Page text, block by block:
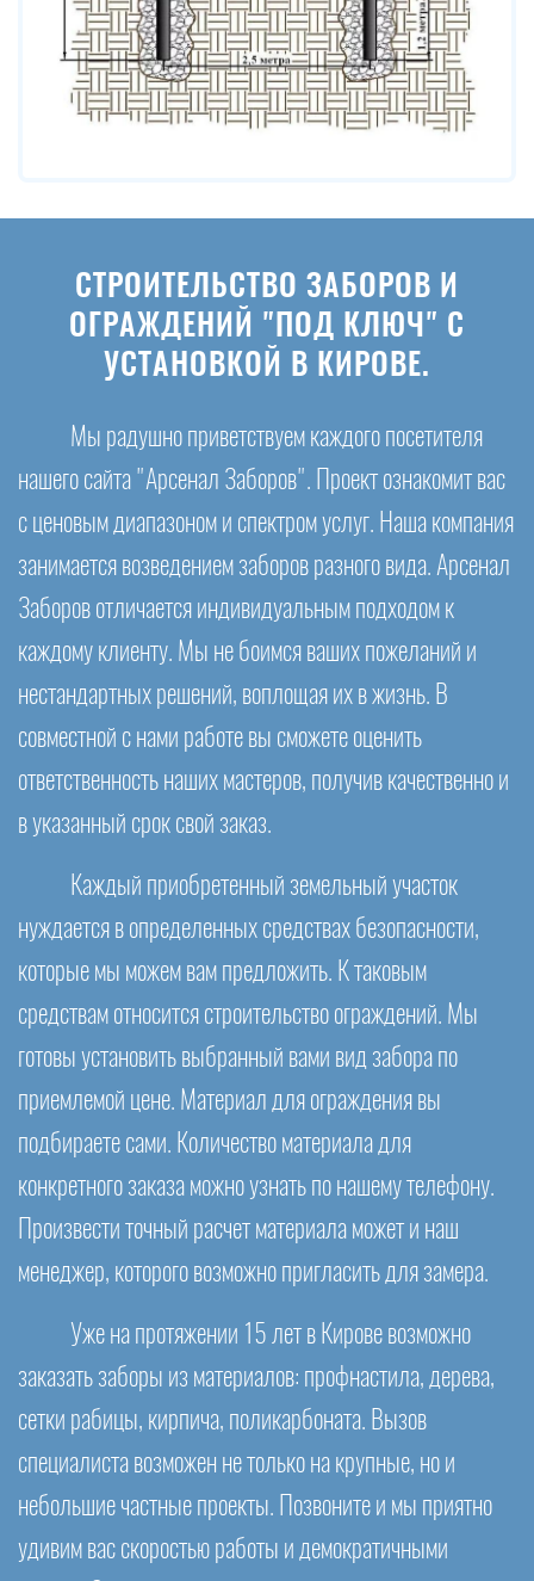
СТРОИТЕЛЬСТВО ЗАБОРОВ И
ОГРАЖДЕНИЙ "ПОД КЛЮЧ" С
УСТАНОВКОЙ В КИРОВЕ.
Мы радушно приветствуем каждого посетителя
нашего сайта "Арсенал Заборов". Проект ознакомит вас
с ценовым диапазоном и спектром услуг. Наша компания
занимается возведением заборов разного вида. Арсенал
Заборов отличается индивидуальным подходом к
каждому клиенту. Мы не боимся ваших пожеланий и
нестандартных решений, воплощая их в жизнь. В
совместной с нами работе вы сможете оценить
ответственность наших мастеров, получив качественно и
в указанный срок свой заказ.
Каждый приобретенный земельный участок
нуждается в определенных средствах безопасности,
которые мы можем вам предложить. К таковым
средствам относится строительство ограждений. Мы
готовы установить выбранный вами вид забора по
приемлемой цене. Материал для ограждения вы
подбираете сами. Количество материала для
конкретного заказа можно узнать по нашему телефону.
Произвести точный расчет материала может и наш
менеджер, которого возможно пригласить для замера.
Уже на протяжении 15 лет в Кирове возможно
заказать заборы из материалов: профнастила, дерева,
сетки рабицы, кирпича, поликарбоната. Вызов
специалиста возможен не только на крупные, но и
небольшие частные проекты. Позвоните и мы приятно
удивим вас скоростью работы и демократичными